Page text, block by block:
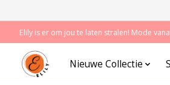
Elily is er om jou te laten stralen! Mode
Nieuwe Collectie